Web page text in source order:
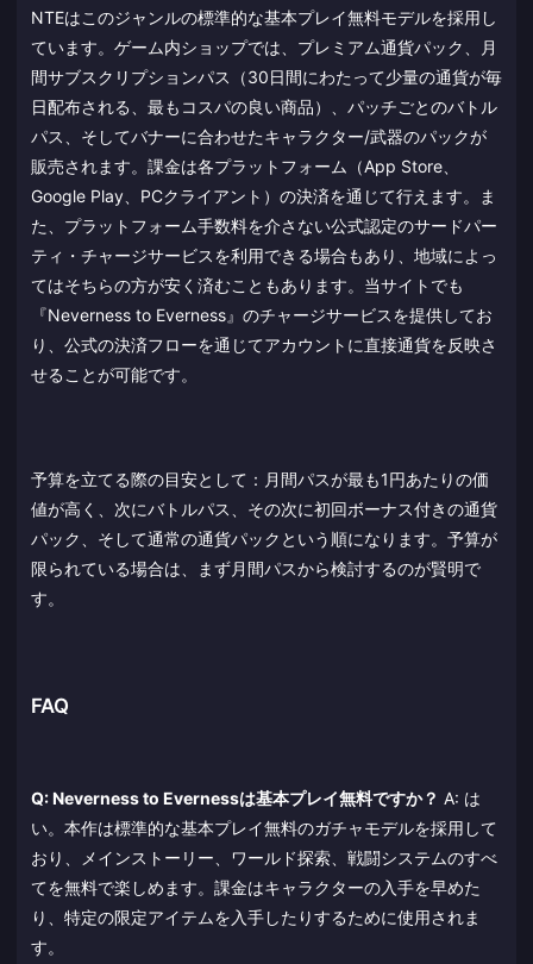
NTEはこのジャンルの標準的な基本プレイ無料モデルを採用し
ています。ゲーム内ショップでは、プレミアム通貨パック、月
間サブスクリプションパス（30日間にわたって少量の通貨が毎
日配布される、最もコスパの良い商品）、パッチごとのバトル
パス、そしてバナーに合わせたキャラクター/武器のパックが
販売されます。課金は各プラットフォーム（App Store、
Google Play、PCクライアント）の決済を通じて行えます。ま
た、プラットフォーム手数料を介さない公式認定のサードパー
ティ・チャージサービスを利用できる場合もあり、地域によっ
てはそちらの方が安く済むこともあります。当サイトでも
『Neverness to Everness』のチャージサービスを提供してお
り、公式の決済フローを通じてアカウントに直接通貨を反映さ
せることが可能です。
予算を立てる際の目安として：月間パスが最も1円あたりの価
値が高く、次にバトルパス、その次に初回ボーナス付きの通貨
パック、そして通常の通貨パックという順になります。予算が
限られている場合は、まず月間パスから検討するのが賢明で
す。
FAQ
Q: Neverness to Evernessは基本プレイ無料ですか？ A: は
い。本作は標準的な基本プレイ無料のガチャモデルを採用して
おり、メインストーリー、ワールド探索、戦闘システムのすべ
てを無料で楽しめます。課金はキャラクターの入手を早めた
り、特定の限定アイテムを入手したりするために使用されま
す。